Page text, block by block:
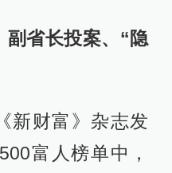
副省长投案、“隐
新财富》杂志发
富人榜单中，